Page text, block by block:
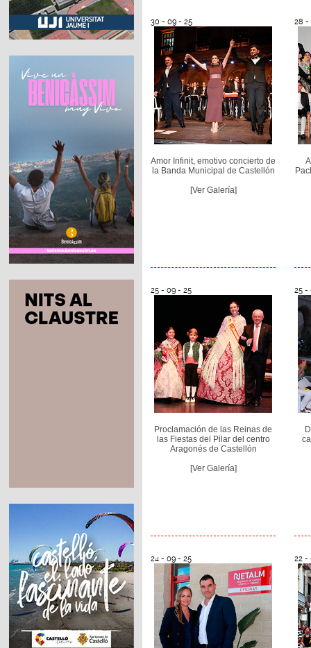
30 - 09 - 25
Amor Infinit, emotivo concierto de
la Banda Municipal de Castellón
[Ver Galería]
28 -
25 - 09 - 25
Proclamación de las Reinas de
las Fiestas del Pilar del centro
Aragonés de Castellón
[Ver Galería]
25 -
24 - 09 - 25 22 -